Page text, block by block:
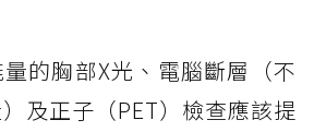
的胸部X光、電腦斷層（不
及正子（PET）檢查應該提